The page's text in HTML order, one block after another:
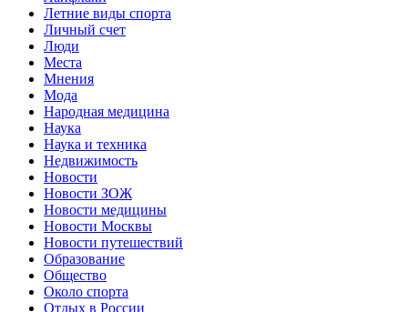
Летние виды спорта
Личный счет
Люди
Места
Мнения
Мода
Народная медицина
Наука
Наука и техника
Недвижимость
Новости
Новости ЗОЖ
Новости медицины
Новости Москвы
Новости путешествий
Образование
Общество
Около спорта
Отдых в России